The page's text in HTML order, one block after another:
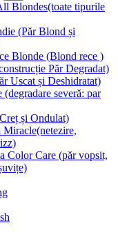
Blondes(toate tipurile
(Păr Blond și
Blonde (Blond rece )
Păr Degradat)
Uscat și Deshidratat)
severă: par
și Ondulat)
Color Care (păr vopsit,